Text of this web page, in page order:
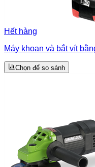
Hết hàng
Máy khoan và bắt vít
Chọn để so sánh